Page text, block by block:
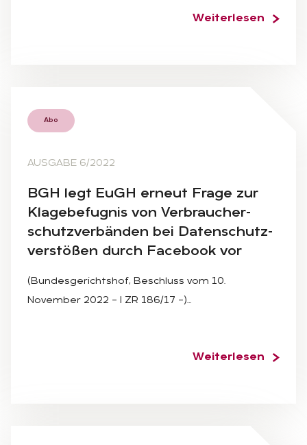
Weiterlesen
Abo
AUSGABE 6/2022
BGH legt EuGH er­neut Fra­ge zur
Kla­ge­be­fug­nis von Ver­brau­cher­
schutz­ver­bän­den bei Da­ten­schutz­
ver­stö­ßen durch Face­book vor
(Bundesgerichtshof, Beschluss vom 10.
November 2022 – I ZR 186/17 –)…
Weiterlesen